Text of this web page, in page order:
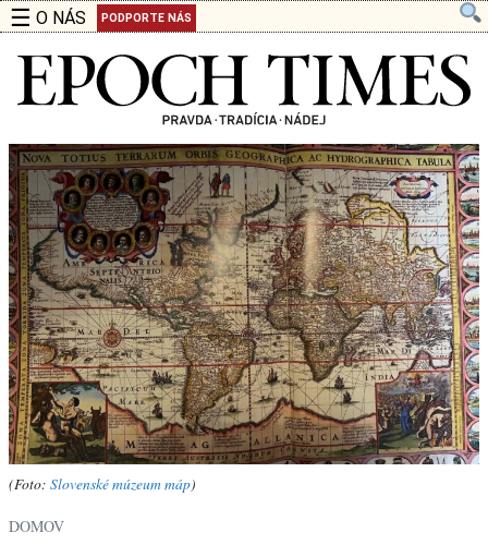
☰ O NÁS PODPORTE NÁS
(Foto: Slovenské múzeum máp)
DOMOV